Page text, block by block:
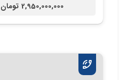
2,950,000,000 تومان /